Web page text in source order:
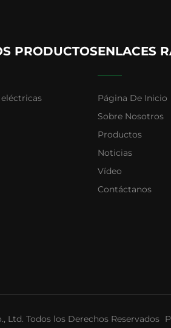
PRODUCTOSENLACES
Página De Inicio
Sobre Nosotros
Productos
Noticias
Vídeo
Contáctanos
Ltd. Todos los Derechos Reservados